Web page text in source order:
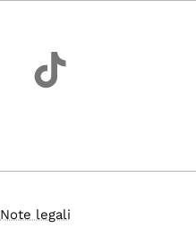
Note legali